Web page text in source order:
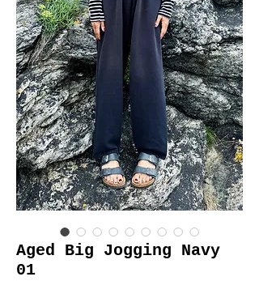
Aged Big Jogging Navy
01